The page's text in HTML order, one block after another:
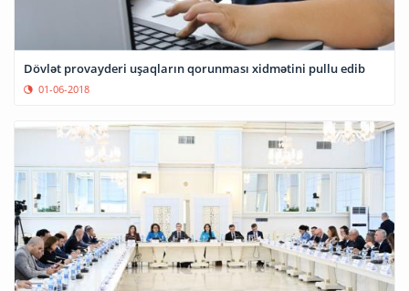
Dövlət provayderi uşaqların qorunması xidmətini pullu edib
01-06-2018